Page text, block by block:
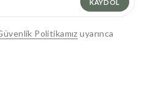
KAYDOL
Politikamız uyarınca